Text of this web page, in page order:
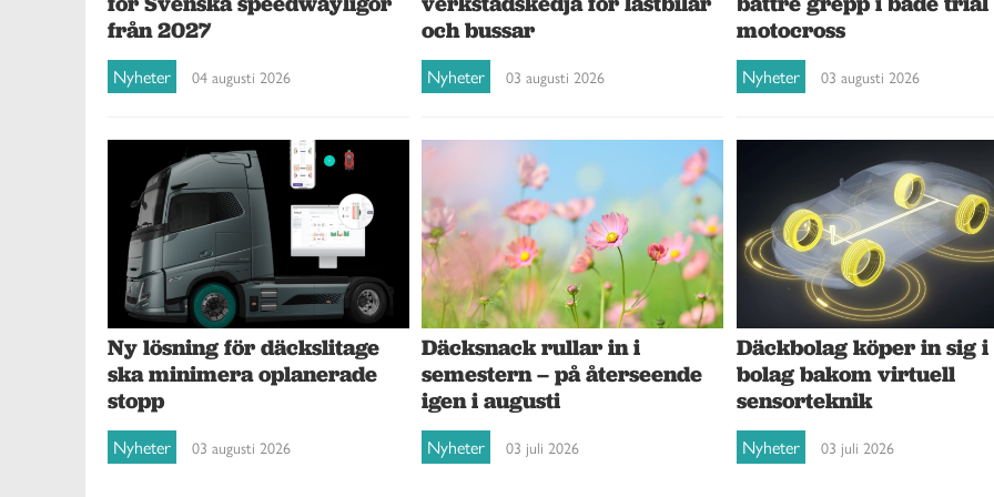
från 2027
Nyheter 04 augusti 2026
och bussar
Nyheter 03 augusti 2026
motocross
Nyheter 03 augusti 2026
Ny lösning för däckslitage
ska minimera oplanerade
stopp
Nyheter 03 augusti 2026
Däcksnack rullar in i
semestern – på återseende
igen i augusti
Nyheter 03 juli 2026
Däckbolag köper in sig i
bolag bakom virtuell
sensorteknik
Nyheter 03 juli 2026